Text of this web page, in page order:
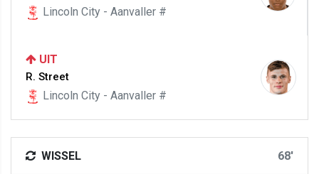
Lincoln City - Aanvaller #
UIT
R. Street
Lincoln City - Aanvaller #
WISSEL 68'